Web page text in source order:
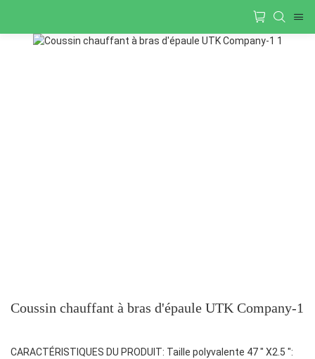
Coussin chauffant à bras d'épaule UTK Company-1
CARACTÉRISTIQUES DU PRODUIT: Taille polyvalente 47 ″ X2.5 ″: